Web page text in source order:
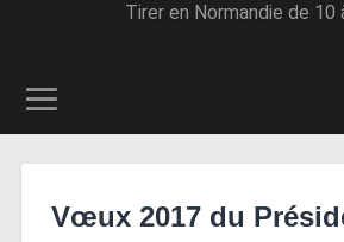
Tirer en Normandie de 10
Vœux 2017 du